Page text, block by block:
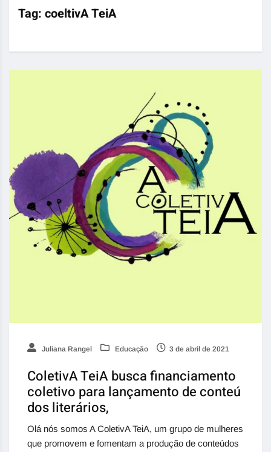
Tag: coeltivA TeiA
Juliana Rangel Educação 3 de abril de 2021
ColetivA TeiA busca financiamento
coletivo para lançamento de conteú
dos literários,
Olá nós somos A ColetivA TeiA, um grupo de mulheres
que promovem e fomentam a produção de conteúdos